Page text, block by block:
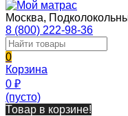
Москва,
8 (800) 222-98-36
0
Корзина
0 ₽
(пусто)
Товар в корзине!